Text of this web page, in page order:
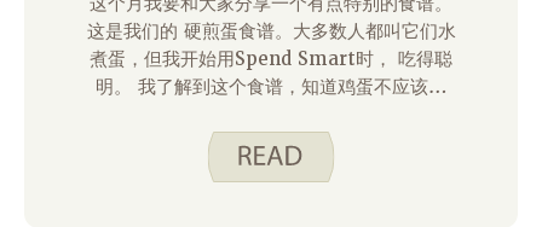
这是我们的 硬煎蛋食谱。大多数人都叫它们水
煮蛋，但我开始用Spend Smart时， 吃得聪
明。 我了解到这个食谱，知道鸡蛋不应该煮
从火上移开，盖上盖子。鸡蛋继续在热水中轻